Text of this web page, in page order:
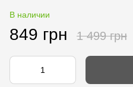
В наличии
849 грн 1 499 грн